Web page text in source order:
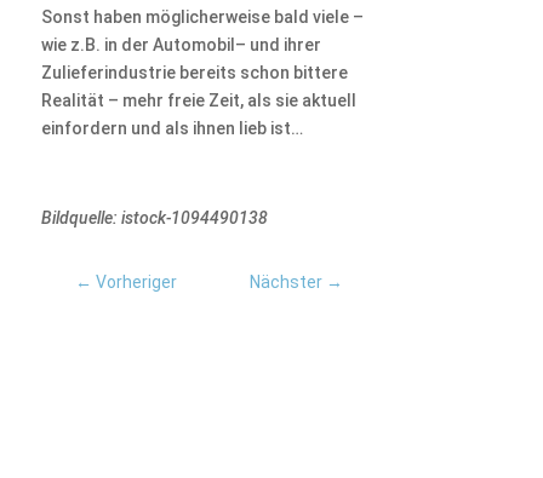
Sonst haben möglicherweise bald viele –
wie z.B. in der Automobil– und ihrer
Zulieferindustrie bereits schon bittere
Realität – mehr freie Zeit, als sie aktuell
einfordern und als ihnen lieb ist…
Bildquelle: istock-1094490138
←Vorheriger Nächster→